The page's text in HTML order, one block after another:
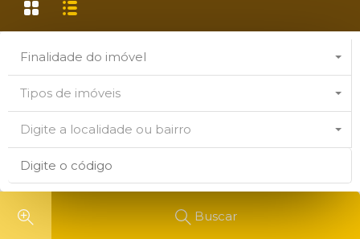
Finalidade do imóvel
Tipos de imóveis
Digite a localidade ou bairro
Buscar